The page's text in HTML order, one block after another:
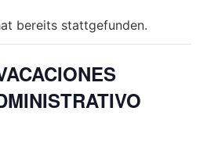
bereits stattgefunden.